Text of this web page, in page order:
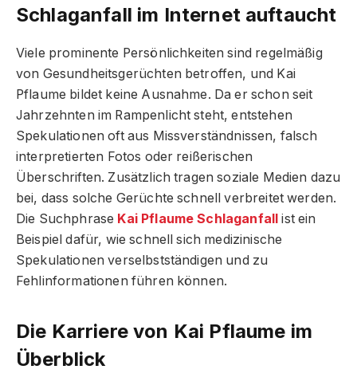
Schlaganfall im Internet auftaucht
Viele prominente Persönlichkeiten sind regelmäßig
von Gesundheitsgerüchten betroffen, und Kai
Pflaume bildet keine Ausnahme. Da er schon seit
Jahrzehnten im Rampenlicht steht, entstehen
Spekulationen oft aus Missverständnissen, falsch
interpretierten Fotos oder reißerischen
Überschriften. Zusätzlich tragen soziale Medien dazu
bei, dass solche Gerüchte schnell verbreitet werden.
Die Suchphrase Kai Pflaume Schlaganfall
ist ein
Beispiel dafür, wie schnell sich medizinische
Spekulationen verselbstständigen und zu
Fehlinformationen führen können.
Die Karriere von Kai Pflaume im
Überblick